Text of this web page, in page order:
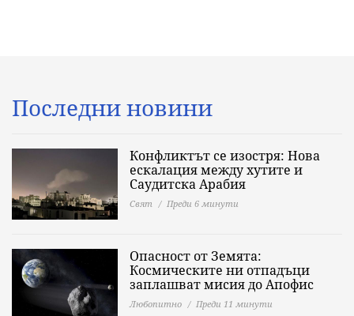
Последни новини
Конфликтът се изостря: Нова
ескалация между хутите и
Саудитска Арабия
Свят Преди 6 минути
Опасност от Земята:
Космическите ни отпадъци
заплашват мисия до Апофис
Любопитно Преди 11 минути